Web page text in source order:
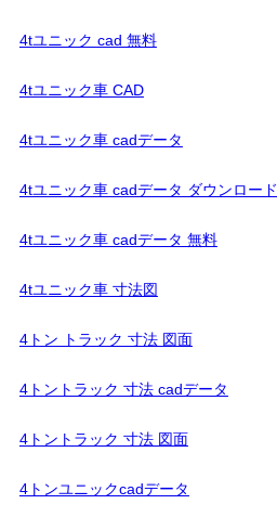
4tユニック cad 無料
4tユニック車 CAD
4tユニック車 cadデータ
4tユニック車 cadデータ ダウンロード
4tユニック車 cadデータ 無料
4tユニック車 寸法図
4トン トラック 寸法 図面
4トントラック 寸法 cadデータ
4トントラック 寸法 図面
4トンユニックcadデータ